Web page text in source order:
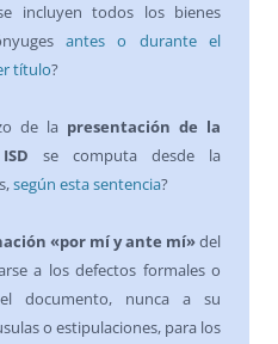
incluyen todos los bienes
antes o durante el
título?
de la presentación de la
se computa desde la
según esta sentencia?
«por mí y ante mí»del
a los defectos formales o
documento, nunca a su
o estipulaciones, para los